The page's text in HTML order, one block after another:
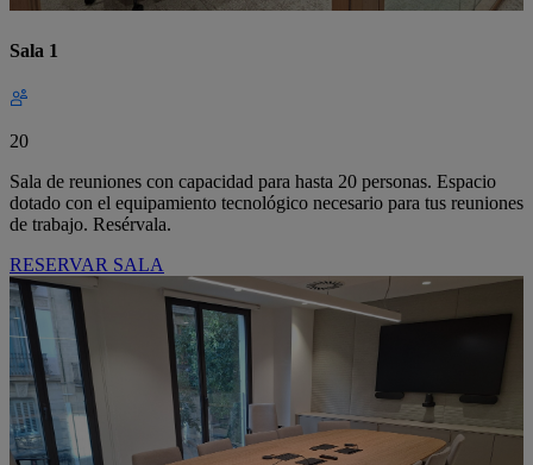
Sala 1
20
Sala de reuniones con capacidad para hasta 20 personas. Espacio
dotado con el equipamiento tecnológico necesario para tus reuniones
de trabajo. Resérvala.
RESERVAR SALA